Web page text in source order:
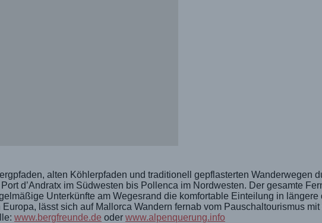
alten Köhlerpfaden und traditionell gepflasterten Wanderwegen
d’Andratx im Südwesten bis Pollenca im Nordwesten. Der gesamte
Unterkünfte am Wegesrand die komfortable Einteilung in längere
lässt sich auf Mallorca Wandern fernab vom Pauschaltourismus
www.bergfreunde.de oder www.alpenquerung.info